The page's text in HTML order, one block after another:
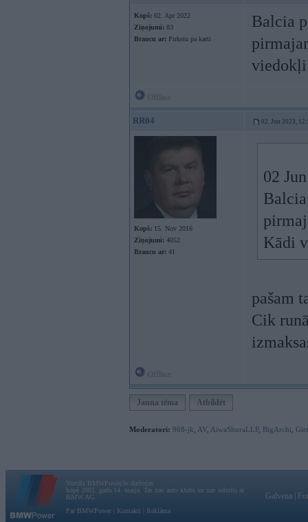
Kopš: 02. Apr 2022
Ziņojumi: 83
Braucu ar: Pirkstu pa karti
Balcia
RR04 02. Jun 2023,
Kopš: 15. Nov 2016
Ziņojumi: 4052
Braucu ar: 41
02
Kādi
pašam
Cik
Jauna tēma Atbildēt
Moderatori: 968-jk AV AiwaShuraLLP, BigArchi
Vortāls BMWPower.lv darbojas
kopš 2002. gada 14. maija. Tas nav auto klubs un nav saistīts ar
BMW AG.
Par BMWPower
Kontakti Reklāma
Galvena